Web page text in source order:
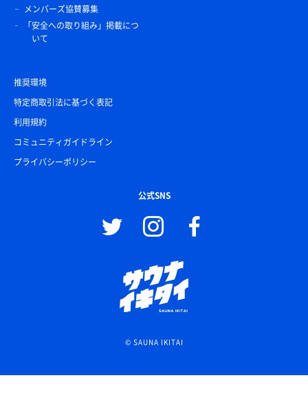
メンバーズ協賛募集
「安全への取り組み」掲載につ
いて
推奨環境
特定商取引法に基づく表記
利用規約
コミュニティガイドライン
プライバシーポリシー
公式SNS
© SAUNA IKITAI